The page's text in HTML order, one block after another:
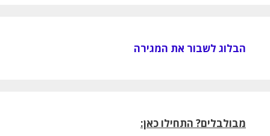
הבלוג לשבור את המגירה
מבולבלים? התחילו כאן: